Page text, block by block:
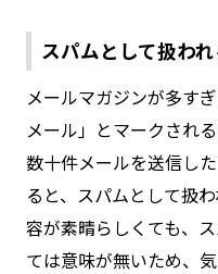
スパムとして扱わ
メールマガジンが多す
メール」とマークされ
数十件メールを送信し
ると、スパムとして扱
容が素晴らしくても、
ては意味が無いため、